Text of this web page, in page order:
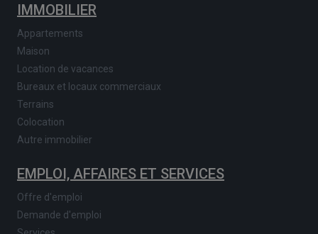
IMMOBILIER
Appartements
Maison
Location de vacances
Bureaux et locaux commerciaux
Terrains
Colocation
Autre immobilier
EMPLOI, AFFAIRES ET SERVICES
Offre d'emploi
Demande d'emploi